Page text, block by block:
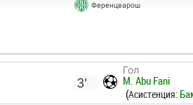
Ференцварош
3'
Гол
M. Abu Fani
(Асистенция: